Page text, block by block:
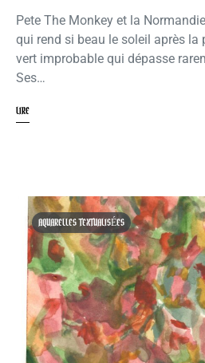
Pete The Monkey et la
qui rend si beau le soleil après la
vert improbable qui dépasse
Ses…
LIRE
AQUARELLES TEXTUALISÉES